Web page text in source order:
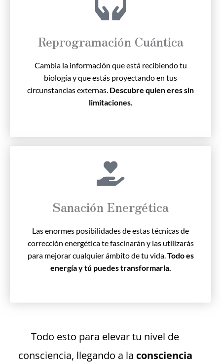
Reprogramación Cuántica
Cambia la información que está recibiendo tu
biología y que estás proyectando en tus
circunstancias externas. Descubre quien eres sin
limitaciones.
Sanación Energética
Las enormes posibilidades de estas técnicas de
corrección energética te fascinarán y las utilizarás
para mejorar cualquier ámbito de tu vida.Todo es
energía y tú puedes transformarla.
Todo esto para elevar tu nivel de
consciencia, llegando a la consciencia